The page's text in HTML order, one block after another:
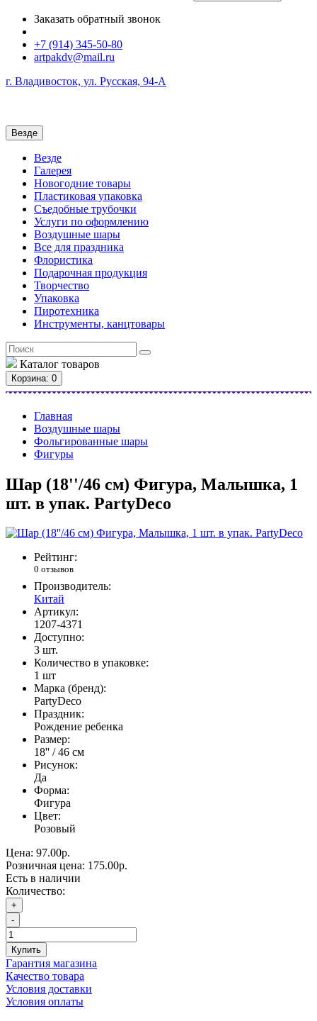
Заказать обратный звонок
+7 (914) 345-50-80
artpakdv@mail.ru
г. Владивосток, ул. Русская, 94-А
Везде
Везде
Галерея
Новогодние товары
Пластиковая упаковка
Съедобные трубочки
Услуги по оформлению
Воздушные шары
Все для праздника
Флористика
Подарочная продукция
Творчество
Упаковка
Пиротехника
Инструменты, канцтовары
Каталог товаров
Корзина: 0
Главная
Воздушные шары
Фольгированные шары
Фигуры
Шар (18''/46 см) Фигура, Малышка, 1
шт. в упак. PartyDeco
Рейтинг:
0 отзывов
Производитель:
Китай
Артикул:
1207-4371
Доступно:
3 шт.
Количество в упаковке:
1 шт
Марка (бренд):
PartyDeco
Праздник:
Рождение ребенка
Размер:
18'' / 46 см
Рисунок:
Да
Форма:
Фигура
Цвет:
Розовый
Цена: 97.00р.
Розничная цена: 175.00р.
Есть в наличии
Количество:
+
-
Купить
Гарантия магазина
Качество товара
Условия доставки
Условия оплаты